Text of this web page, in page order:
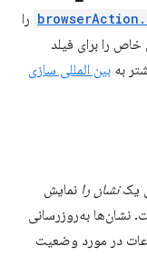
را
را برای فیلد
به بین المللی سازی
یکنشان را نمایش
نشان‌ها به‌روزرسانی
در مورد وضعیت